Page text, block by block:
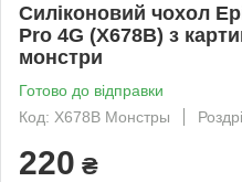
Силіконовий чохол
Pro 4G (X678B) з
монстри
Готово до відправки
Код: X678B Монстры
220 ₴